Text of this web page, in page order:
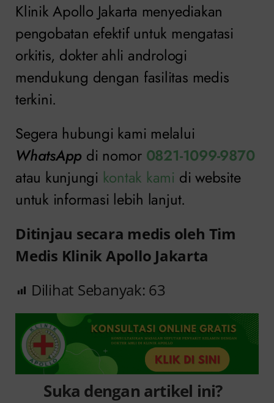
Klinik Apollo Jakarta menyediakan
pengobatan efektif untuk mengatasi
orkitis, dokter ahli andrologi
mendukung dengan fasilitas medis
terkini.
Segera hubungi kami melalui
WhatsApp di nomor 0821-1099-9870
atau kunjungi kontak kami di website
untuk informasi lebih lanjut.
Ditinjau secara medis oleh Tim
Medis Klinik Apollo Jakarta
Dilihat Sebanyak: 63
Suka dengan artikel ini?